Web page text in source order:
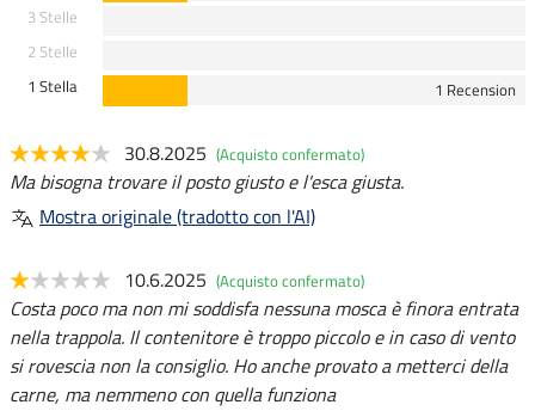
3 Stelle
2 Stelle
1 Stella
1 Recension
30.8.2025 (Acquisto confermato)
Ma bisogna trovare il posto giusto e l'esca giusta.
Mostra originale (tradotto con l'AI)
10.6.2025 (Acquisto confermato)
Costa poco ma non mi soddisfa nessuna mosca è finora entrata
nella trappola. Il contenitore è troppo piccolo e in caso di vento
si rovescia non la consiglio. Ho anche provato a metterci della
carne, ma nemmeno con quella funziona